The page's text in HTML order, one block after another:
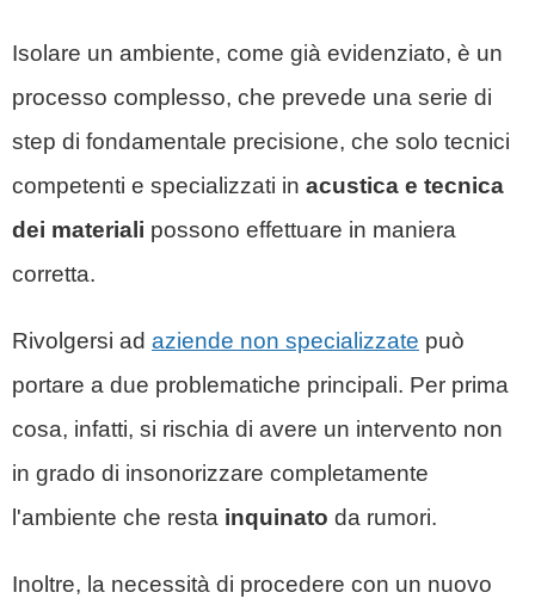
Isolare un ambiente, come già evidenziato, è un
processo complesso, che prevede una serie di
step di fondamentale precisione, che solo tecnici
competenti e specializzati in acustica e tecnica
dei materiali possono effettuare in maniera
corretta.
Rivolgersi ad aziende non specializzate può
portare a due problematiche principali. Per prima
cosa, infatti, si rischia di avere un intervento non
in grado di insonorizzare completamente
l'ambiente che resta inquinato da rumori.
Inoltre, la necessità di procedere con un nuovo